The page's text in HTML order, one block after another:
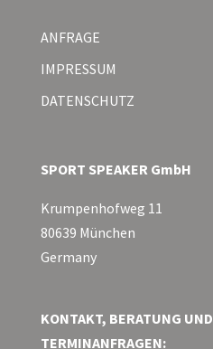
ANFRAGE
IMPRESSUM
DATENSCHUTZ
SPORT SPEAKER GmbH
Krumpenhofweg 11
80639 München
Germany
KONTAKT, BERATUNG UND
TERMINANFRAGEN: